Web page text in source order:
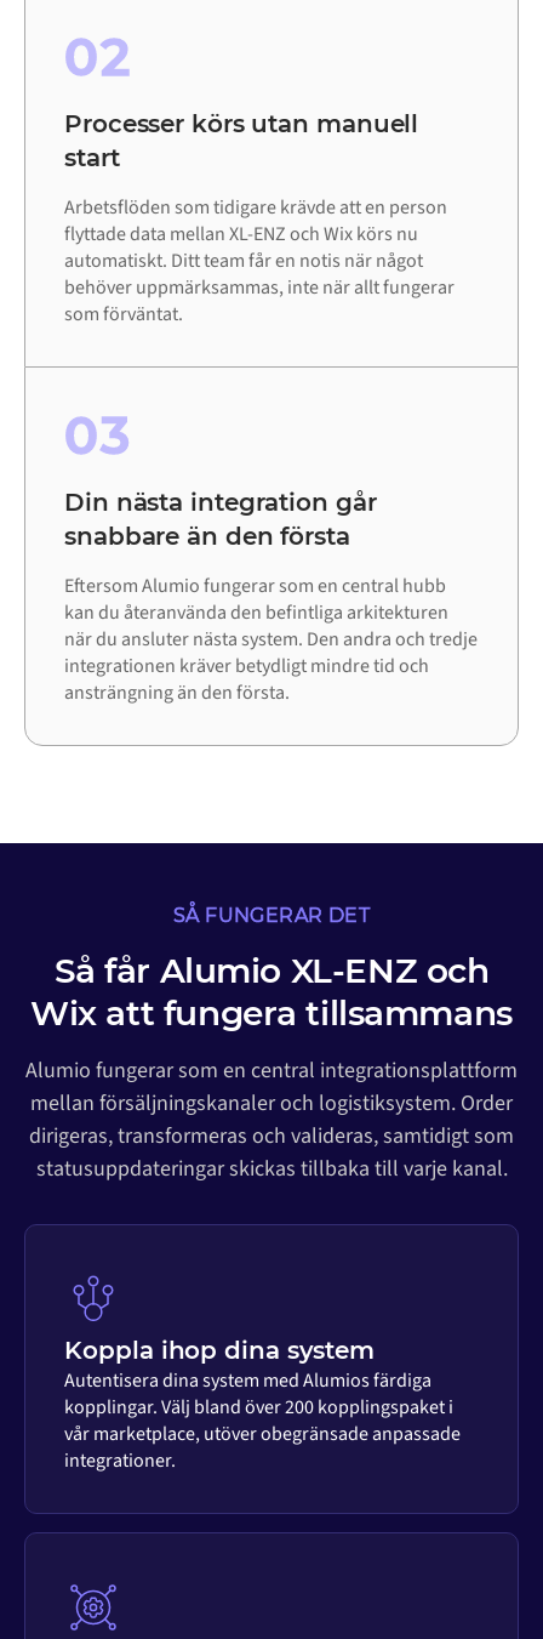
02
Processer körs utan manuell
start
Arbetsflöden som tidigare krävde att en person
flyttade data mellan XL-ENZ och Wix körs nu
automatiskt. Ditt team får en notis när något
behöver uppmärksammas, inte när allt fungerar
som förväntat.
03
Din nästa integration går
snabbare än den första
Eftersom Alumio fungerar som en central hubb
kan du återanvända den befintliga arkitekturen
när du ansluter nästa system. Den andra och tredje
integrationen kräver betydligt mindre tid och
ansträngning än den första.
SÅ FUNGERAR DET
Så får Alumio XL-ENZ och
Wix att fungera tillsammans
Alumio fungerar som en central integrationsplattform
mellan försäljningskanaler och logistiksystem. Order
dirigeras, transformeras och valideras, samtidigt som
statusuppdateringar skickas tillbaka till varje kanal.
Koppla ihop dina system
Autentisera dina system med Alumios färdiga
kopplingar. Välj bland över 200 kopplingspaket i
vår marketplace, utöver obegränsade anpassade
integrationer.